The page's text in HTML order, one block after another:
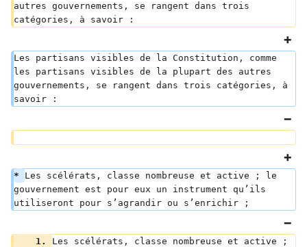
autres gouvernements, se rangent dans trois
catégories, à savoir :
Les partisans visibles de la Constitution, comme
les partisans visibles de la plupart des autres
gouvernements, se rangent dans trois catégories, à
savoir :
* Les scélérats, classe nombreuse et active ; le
gouvernement est pour eux un instrument qu’ils
utiliseront pour s’agrandir ou s’enrichir ;
1. Les scélérats, classe nombreuse et active ;